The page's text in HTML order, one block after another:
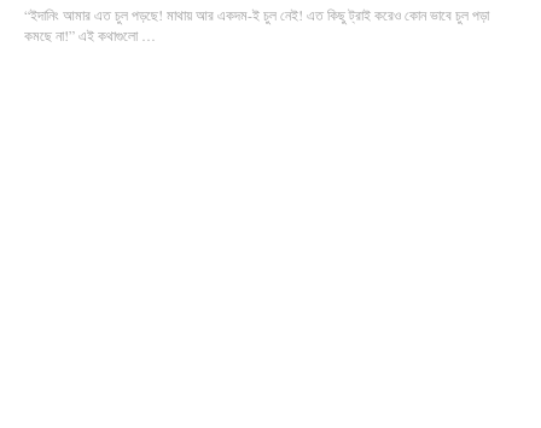
“ইদানিং আমার এত চুল পড়ছে! মাথায় আর একদম-ই চুল নেই! এত কিছু ট্রাই করেও কোন ভাবে চুল পড়া
কমছে না!” এই কথাগুলো …